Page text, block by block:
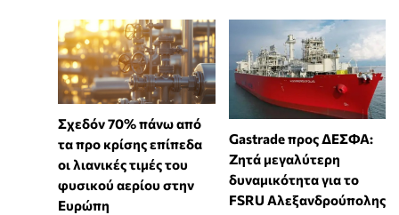
Σχεδόν 70% πάνω από
τα προ κρίσης επίπεδα
οι λιανικές τιμές του
φυσικού αερίου στην
Ευρώπη
Gastrade προς ΔΕΣΦΑ:
Ζητά μεγαλύτερη
δυναμικότητα για το
FSRU Αλεξανδρούπολης